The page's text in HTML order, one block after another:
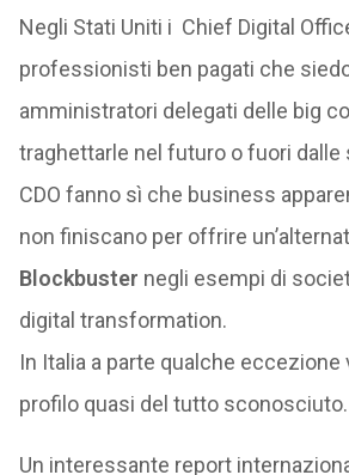
Negli Stati Uniti i Chief Digital
professionisti ben pagati che
amministratori delegati delle big
traghettarle nel futuro o fuori dalle
CDO fanno sì che business
non finiscano per offrire
Blockbuster negli esempi di
digital transformation.
In Italia a parte qualche eccezione
profilo quasi del tutto sconosciuto.
Un interessante report